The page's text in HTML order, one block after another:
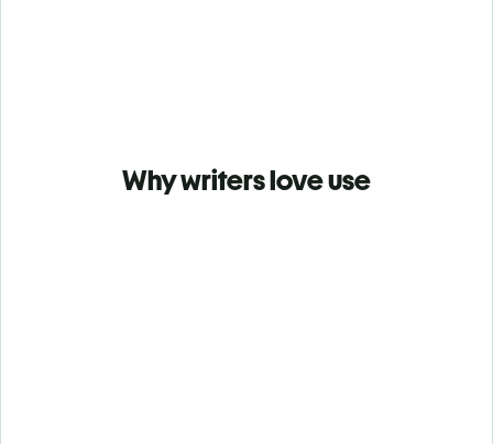
Why writers love use